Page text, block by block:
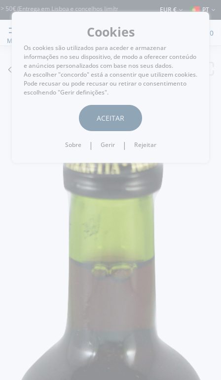
em Lisboa e concelhos limítrofes) ⚠️ Envios para Portugal e para o
EUR € PT
MENU
0
VOLTAR
Cookies
Os cookies são utilizados para aceder e armazenar
informações no seu dispositivo, de modo a oferecer conteúdo
e anúncios personalizados com base nos seus dados.
Ao escolher "concordo" está a consentir que utilizem cookies.
Pode recusar ou pode recusar ou retirar o consentimento
escolhendo "Gerir definições".
ACEITAR
Sobre | Gerir | Rejeitar